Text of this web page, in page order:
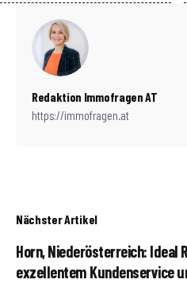
Redaktion Immofragen AT
https://immofragen.at
Nächster Artikel
Horn, Niederösterreich: Ideal
exzellentem Kundenservice